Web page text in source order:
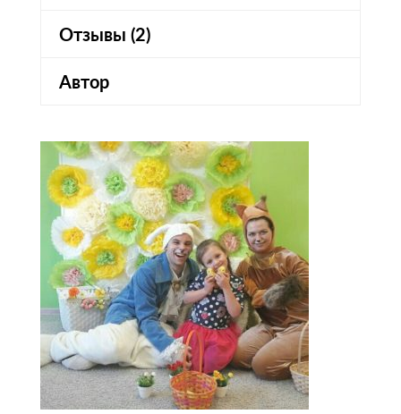
Отзывы (2)
Автор